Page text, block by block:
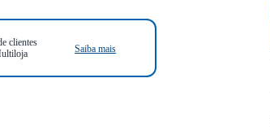
clientes
Saiba mais